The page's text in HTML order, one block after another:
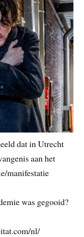
dat in Utrecht
aan het
manifestatie
was gegooid?
nl/